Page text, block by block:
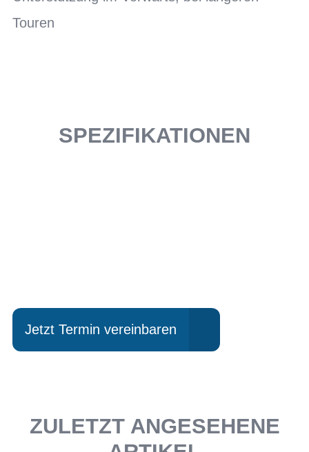
Touren
SPEZIFIKATIONEN
Jetzt Termin vereinbaren
ZULETZT ANGESEHENE